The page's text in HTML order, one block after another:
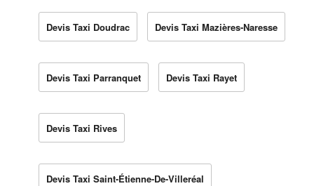
Devis Taxi Doudrac Devis Taxi Mazières-Naresse
Devis Taxi Parranquet Devis Taxi Rayet
Devis Taxi Rives
Devis Taxi Saint-Étienne-De-Villeréal